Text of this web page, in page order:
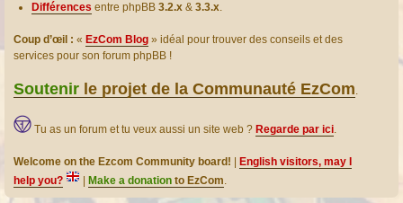
Différences entre phpBB 3.2.x & 3.3.x.
Coup d’œil : « EzCom Blog » idéal pour trouver des conseils et des
services pour son forum phpBB !
Soutenir le projet de la Communauté EzCom.
Tu as un forum et tu veux aussi un site web ? Regarde par ici.
Welcome on the Ezcom Community board!
English visitors, may I
help you?
Make a donation to EzCom.